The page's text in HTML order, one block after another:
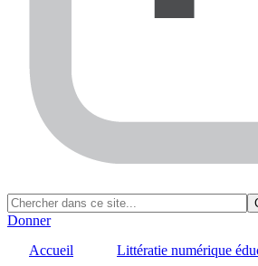
Donner
Accueil
Littératie numérique